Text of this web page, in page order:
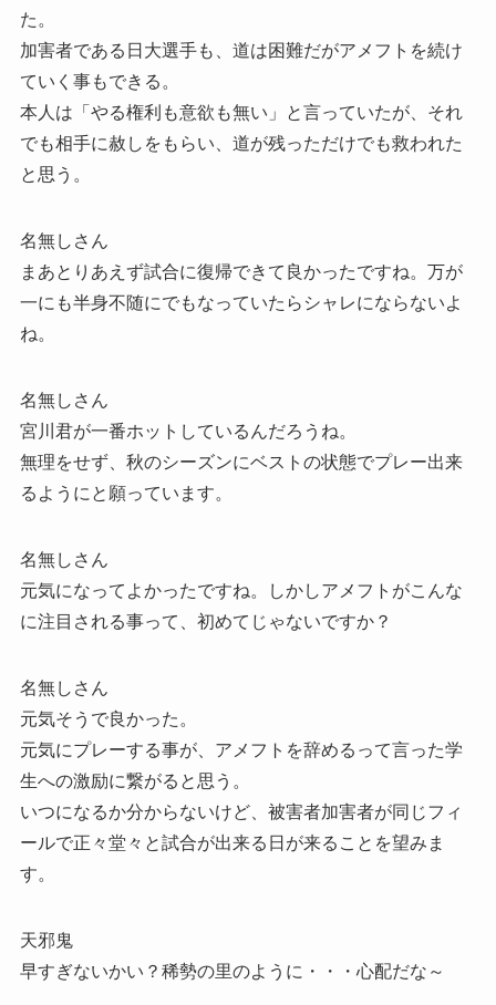
た。
加害者である日大選手も、道は困難だがアメフトを続け
ていく事もできる。
本人は「やる権利も意欲も無い」と言っていたが、それ
でも相手に赦しをもらい、道が残っただけでも救われた
と思う。
名無しさん
まあとりあえず試合に復帰できて良かったですね。万が
一にも半身不随にでもなっていたらシャレにならないよ
ね。
名無しさん
宮川君が一番ホットしているんだろうね。
無理をせず、秋のシーズンにベストの状態でプレー出来
るようにと願っています。
名無しさん
元気になってよかったですね。しかしアメフトがこんな
に注目される事って、初めてじゃないですか？
名無しさん
元気そうで良かった。
元気にプレーする事が、アメフトを辞めるって言った学
生への激励に繋がると思う。
いつになるか分からないけど、被害者加害者が同じフィ
ールで正々堂々と試合が出来る日が来ることを望みま
す。
天邪鬼
早すぎないかい？稀勢の里のように・・・心配だな～